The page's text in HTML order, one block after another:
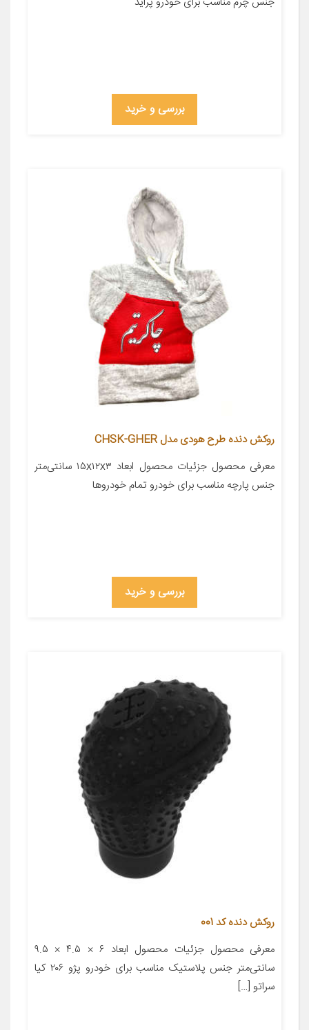
بررسی و خرید
روکش دنده طرح هودی مدل CHSK-GHER
معرفی محصول جزئیات محصول ابعاد ۱۵x۱۲x۳ سانتی‌متر
جنس پارچه مناسب برای خودرو تمام خودروها
بررسی و خرید
روکش دنده کد 001
معرفی محصول جزئیات محصول ابعاد ۶ × ۴.۵ × ۹.۵
سانتی‌متر جنس پلاستیک مناسب برای خودرو پژو ۲۰۶ کیا
سراتو […]